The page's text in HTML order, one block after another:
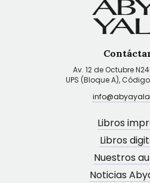
Av. 12 de Octubre
UPS (Bloque A),
Libros
Libros
Nuestros
Noticias